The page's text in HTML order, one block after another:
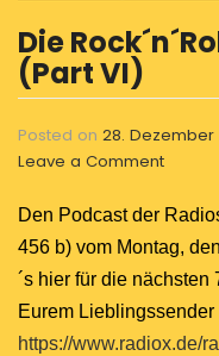
Die
(Part VI)
Posted on 28. Dezember
Leave a Commenton
Rock
´n
Brothers
(Part
VI)
Den Podcast der
456 b) vom Montag,
´s hier für die nächsten
Eurem Lieblingssender
https://www.radiox.de/